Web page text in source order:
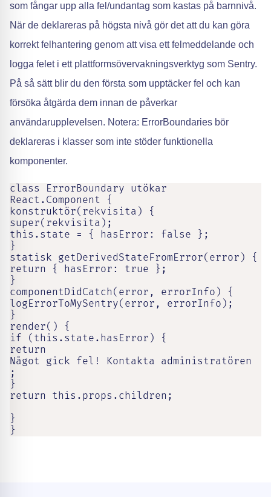
som fångar upp alla fel/undantag som kastas på barnnivå.
När de deklareras på högsta nivå gör det att du kan göra
korrekt felhantering genom att visa ett felmeddelande och
logga felet i ett plattformsövervakningsverktyg som Sentry.
På så sätt blir du den första som upptäcker fel och kan
försöka åtgärda dem innan de påverkar
användarupplevelsen. Notera: ErrorBoundaries bör
deklareras i klasser som inte stöder funktionella
komponenter.
class ErrorBoundary utökar
React.Component {
konstruktör(rekvisita) {
super(rekvisita);
this.state = { hasError: false };
}
statisk getDerivedStateFromError(error) {
return { hasError: true };
}
componentDidCatch(error, errorInfo) {
logErrorToMySentry(error, errorInfo);
}
render() {
if (this.state.hasError) {
return
Något gick fel! Kontakta administratören
;
}
return this.props.children;
}
}